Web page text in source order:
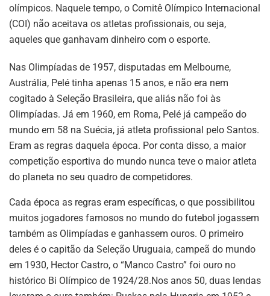
olímpicos. Naquele tempo, o Comitê Olímpico Internacional
(COI) não aceitava os atletas profissionais, ou seja,
aqueles que ganhavam dinheiro com o esporte.
Nas Olimpíadas de 1957, disputadas em Melbourne,
Austrália, Pelé tinha apenas 15 anos, e não era nem
cogitado à Seleção Brasileira, que aliás não foi às
Olimpíadas. Já em 1960, em Roma, Pelé já campeão do
mundo em 58 na Suécia, já atleta profissional pelo Santos.
Eram as regras daquela época. Por conta disso, a maior
competição esportiva do mundo nunca teve o maior atleta
do planeta no seu quadro de competidores.
Cada época as regras eram específicas, o que possibilitou
muitos jogadores famosos no mundo do futebol jogassem
também as Olimpíadas e ganhassem ouros. O primeiro
deles é o capitão da Seleção Uruguaia, campeã do mundo
em 1930, Hector Castro, o “Manco Castro” foi ouro no
histórico Bi Olímpico de 1924/28.Nos anos 50, duas lendas